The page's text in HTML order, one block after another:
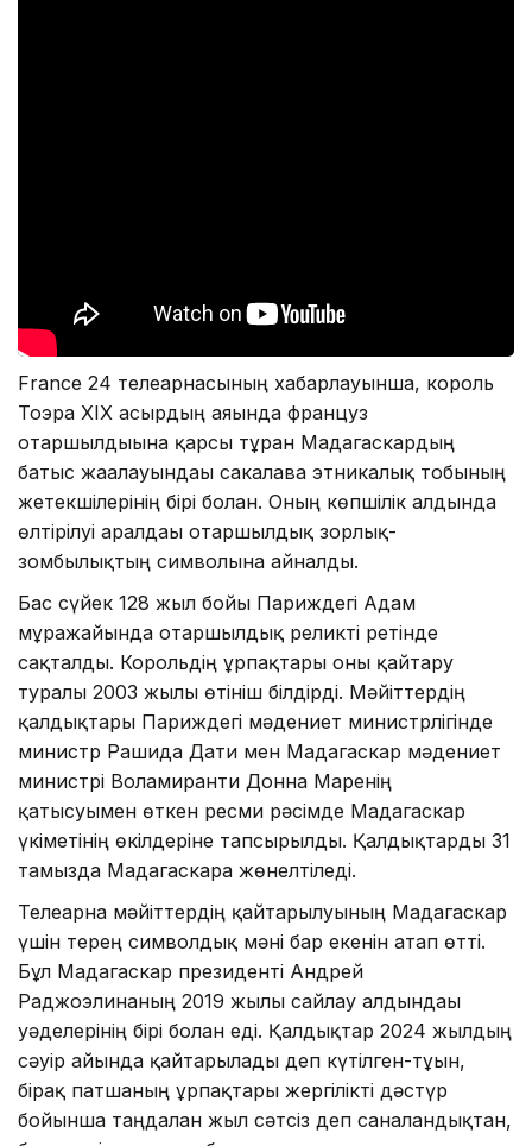
France 24 телеарнасының хабарлауынша, король
Тоэра XIX ғасырдың аяғында француз
отаршылдығына қарсы тұрған Мадагаскардың
батыс жағалауындағы сакалава этникалық тобының
жетекшілерінің бірі болған. Оның көпшілік алдында
өлтірілуі аралдағы отаршылдық зорлық-
зомбылықтың символына айналды.
Бас сүйек 128 жыл бойы Париждегі Адам
мұражайында отаршылдық реликті ретінде
сақталды. Корольдің ұрпақтары оны қайтару
туралы 2003 жылы өтініш білдірді. Мәйіттердің
қалдықтары Париждегі мәдениет министрлігінде
министр Рашида Дати мен Мадагаскар мәдениет
министрі Воламиранти Донна Маренің
қатысуымен өткен ресми рәсімде Мадагаскар
үкіметінің өкілдеріне тапсырылды. Қалдықтарды 31
тамызда Мадагаскарға жөнелтіледі.
Телеарна мәйіттердің қайтарылуының Мадагаскар
үшін терең символдық мәні бар екенін атап өтті.
Бұл Мадагаскар президенті Андрей
Раджоэлинаның 2019 жылғы сайлау алдындағы
уәделерінің бірі болған еді. Қалдықтар 2024 жылдың
сәуір айында қайтарылады деп күтілген-тұғын,
бірақ патшаның ұрпақтары жергілікті дәстүр
бойынша таңдалған жыл сәтсіз деп саналғандықтан,